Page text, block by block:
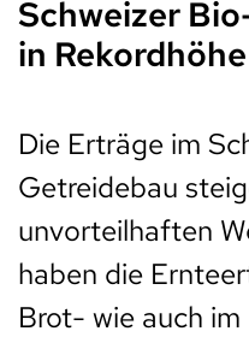
Schweizer
in Rekordhöhe
Die Erträge im
Getreidebau
unvorteilhaften
haben die
Brot- wie auch